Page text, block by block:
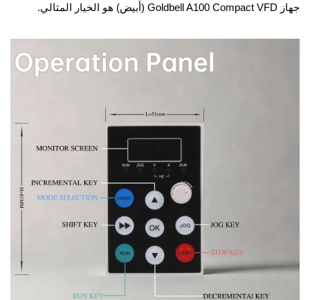
جهاز Goldbell A100 Compact VFD (أبيض) هو الخيار المثالي.